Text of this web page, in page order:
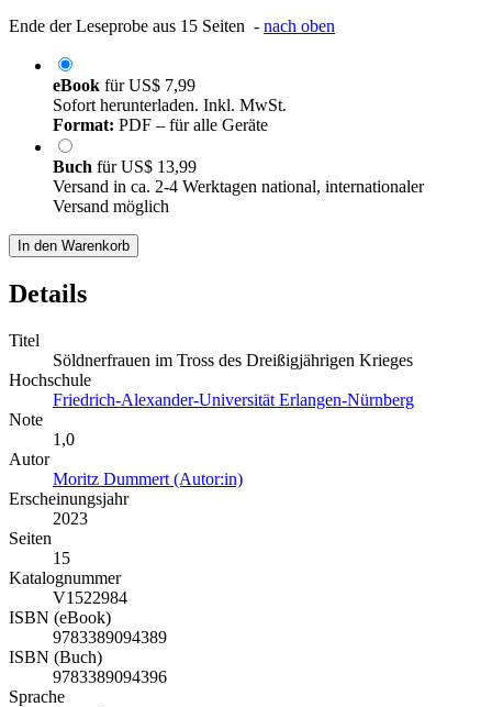
Ende der Leseprobe aus 15 Seiten - nach oben
eBook fürUS$ 7,99
Sofort herunterladen. Inkl. MwSt.
Format: PDF – für alle Geräte
Buch fürUS$ 13,99
Versand in ca. 2-4 Werktagen national, internationaler
Versand möglich
In den Warenkorb
Details
Titel
Söldnerfrauen im Tross des Dreißigjährigen Krieges
Hochschule
Friedrich-Alexander-Universität Erlangen-Nürnberg
Note
1,0
Autor
Moritz Dummert (Autor:in)
Erscheinungsjahr
2023
Seiten
15
Katalognummer
V1522984
ISBN (eBook)
9783389094389
ISBN (Buch)
9783389094396
Sprache